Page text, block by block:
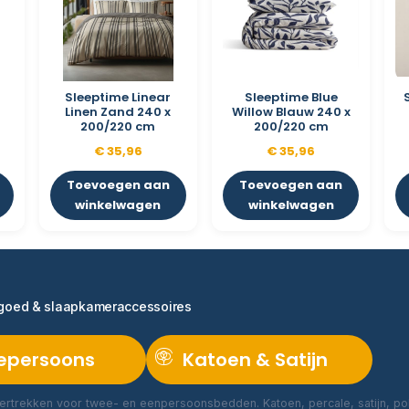
Sleeptime Linear
Linen Zand 240 x
200/220 cm
€35,96
Toevoegen aan
winkelwagen
Sleeptime Blue
Willow Blauw 240 x
200/220 cm
€35,96
Toevoegen aan
winkelwagen
& slaapkameraccessoires
Katoen & Satijn
voor twee- en eenpersoonsbedden. Katoen, percale, satijn,